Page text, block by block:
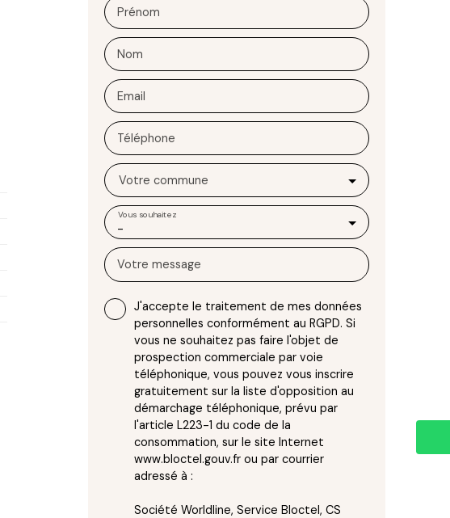
Prénom
Nom
Email
Téléphone
Votre commune
-
Vous souhaitez
Votre message
J'accepte le traitement de mes données
personnelles conformément au RGPD. Si
vous ne souhaitez pas faire l'objet de
prospection commerciale par voie
téléphonique, vous pouvez vous inscrire
gratuitement sur la liste d'opposition au
démarchage téléphonique, prévu par
l'article L223-1 du code de la
consommation, sur le site Internet
www.bloctel.gouv.fr ou par courrier
adressé à :
Société Worldline, Service Bloctel, CS